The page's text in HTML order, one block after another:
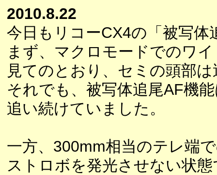
2010.8.22
今日もリコーCX4の「被写
まず、マクロモードでのワ
見てのとおり、セミの頭部
それでも、被写体追尾AF機
追い続けていました。
一方、300mm相当のテレ端
ストロボを発光させない状